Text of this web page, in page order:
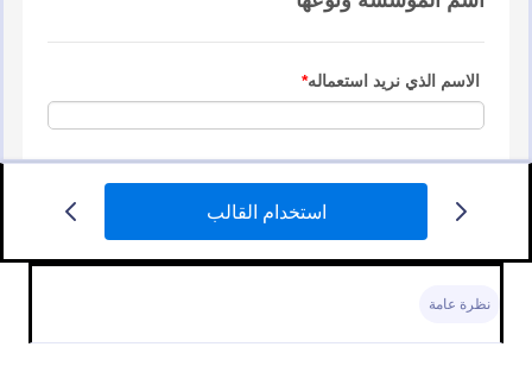
استخدام القالب
نظرة عامة
استمارة تسجيل
بسرعة بقائمة رسائلك الخاصة.